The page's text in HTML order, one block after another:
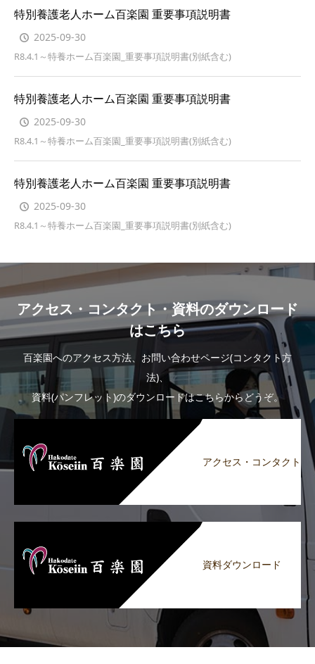
特別養護老人ホーム百楽園 重要事項説明書
2025-09-30
R8.4.1～特養ホーム百楽園_重要事項説明書(別紙含む)
特別養護老人ホーム百楽園 重要事項説明書
2025-09-30
R8.4.1～特養ホーム百楽園_重要事項説明書(別紙含む)
特別養護老人ホーム百楽園 重要事項説明書
2025-09-30
R8.4.1～特養ホーム百楽園_重要事項説明書(別紙含む)
アクセス・コンタクト・資料のダウンロード
はこちら
百楽園へのアクセス方法、お問い合わせページ(コンタクト方
法)、
資料(パンフレット)のダウンロードはこちらからどうぞ。
アクセス・コンタクト
資料ダウンロード